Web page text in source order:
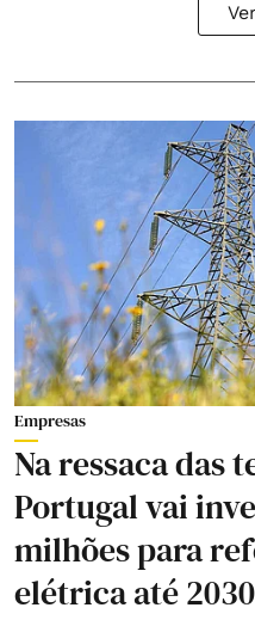
Empresas
Na ressaca das
Portugal vai
milhões para
elétrica até 2030